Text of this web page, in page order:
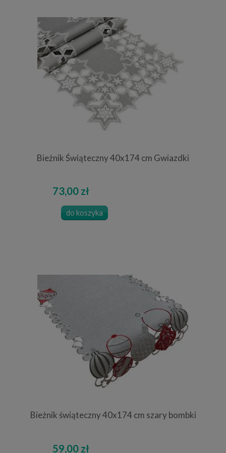
Bieżnik Świąteczny 40x174 cm Gwiazdki
73,00 zł
do koszyka
Bieżnik świąteczny 40x174 cm szary bombki
59,00 zł